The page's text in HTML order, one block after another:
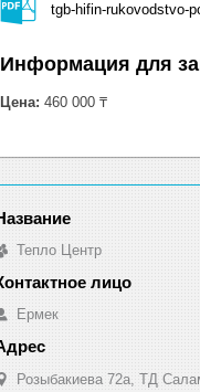
tgb-hifin-rukovodstvo-
Информация для
Цена: 460 000 ₸
Тепло Центр
Ермек
Розыбакиева 72а, ТД